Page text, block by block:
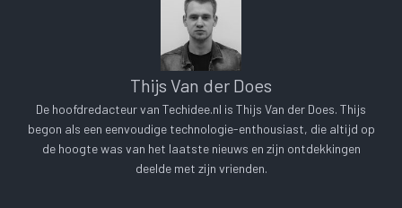
Thijs Van der Does
De hoofdredacteur van Techidee.nl is Thijs Van der Does. Thijs
begon als een eenvoudige technologie-enthousiast, die altijd op
de hoogte was van het laatste nieuws en zijn ontdekkingen
deelde met zijn vrienden.